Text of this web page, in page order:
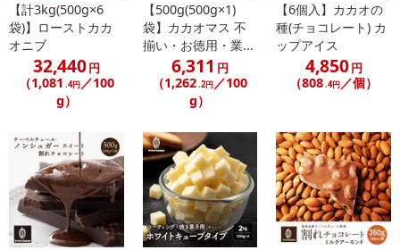
【計3kg(500g×6
袋)】ローストカカ
オニブ
32,440円
（1,081 .4円／100
g）
【500g(500g×1)
袋】カカオマス 不
揃い・お徳用・業...
6,311 円
（1,262.2円／100
g）
【6個入】カカオの
種(チョコレート) カ
ップアイス
4,850円
（808.4円／個）